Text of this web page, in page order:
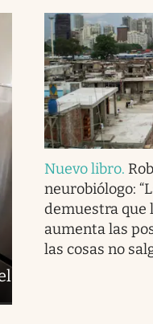
Nuevo libro.
neurobiólogo:
demuestra que
aumenta las
las cosas no